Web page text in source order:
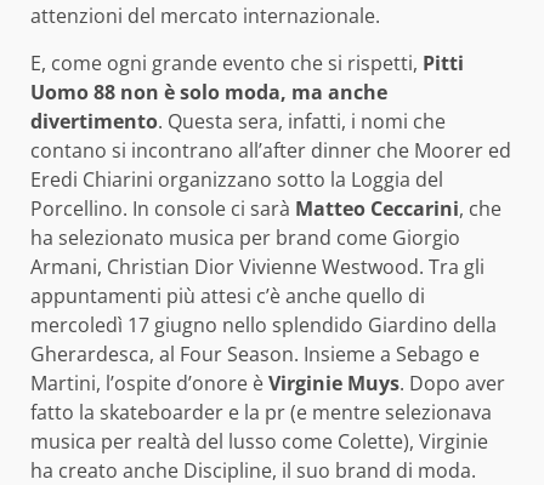
attenzioni del mercato internazionale.
E, come ogni grande evento che si rispetti, Pitti
Uomo 88 non è solo moda, ma anche
divertimento. Questa sera, infatti, i nomi che
contano si incontrano all’after dinner che Moorer ed
Eredi Chiarini organizzano sotto la Loggia del
Porcellino. In console ci sarà Matteo Ceccarini, che
ha selezionato musica per brand come Giorgio
Armani, Christian Dior Vivienne Westwood. Tra gli
appuntamenti più attesi c’è anche quello di
mercoledì 17 giugno nello splendido Giardino della
Gherardesca, al Four Season. Insieme a Sebago e
Martini, l’ospite d’onore èVirginie Muys. Dopo aver
fatto la skateboarder e la pr (e mentre selezionava
musica per realtà del lusso come Colette), Virginie
ha creato anche Discipline, il suo brand di moda.